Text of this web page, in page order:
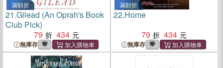
滿額折
21.Gilead (An Oprah's Book
Club Pick)
79
434
無庫存
滿額折
22.Home
79
434
無庫存